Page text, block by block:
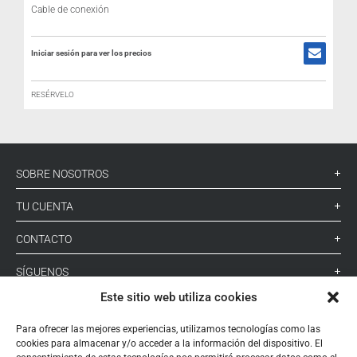
Este sitio web utiliza cookies
Para ofrecer las mejores experiencias, utilizamos tecnologías como las
cookies para almacenar y/o acceder a la información del dispositivo. El
Cable de conexión
Iniciar sesión para ver los precios
RESÉRVELO
SOBRE NOSOTROS
TU CUENTA
CONTACTO
SÍGUENOS
+ 34 933 348 800